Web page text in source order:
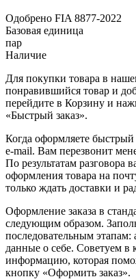
Одобрено FIA 8877-2022
Базовая единица
пар
Наличие
Для покупки товара в
понравившийся товар и
перейдите в Корзину и
«Быстрый заказ».
Когда оформляете
e-mail. Вам перезвонит
По результатам разговора
оформления товара на
только ждать доставки и
Оформление заказа в
следующим образом.
последовательным этапам:
данные о себе. Советуем в
информацию, которая
кнопку «Оформить заказ».